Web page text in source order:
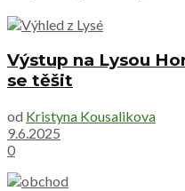
Výstup na Lysou
se těšit
od Kristyna Kousalikova
9.6.2025
0